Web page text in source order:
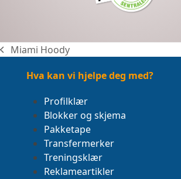
previous
Miami Hoody
Hva kan vi hjelpe deg med?
Profilklær
Blokker og skjema
Pakketape
Transfermerker
Treningsklær
Reklameartikler